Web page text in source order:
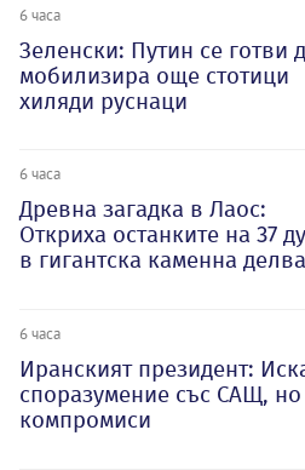
6 часа
Зеленски: Путин се готви
мобилизира още стотици
хиляди руснаци
6 часа
Древна загадка в Лаос:
Откриха останките на 37
в гигантска каменна делва
6 часа
Иранският президент:
споразумение със САЩ, но
компромиси